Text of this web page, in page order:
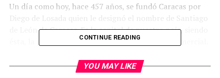
Un día como hoy, hace 457 años, se fundó Caracas por
Diego de Losada quien le designó el nombre de Santiago
de León de Caracas. Es la capital de nuestro país, siendo
ésta, la principal ciudad financiera, política y comercial.
Le puede interesar:526 años de la fundación de Santo
CONTINUE READING
YOU MAY LIKE